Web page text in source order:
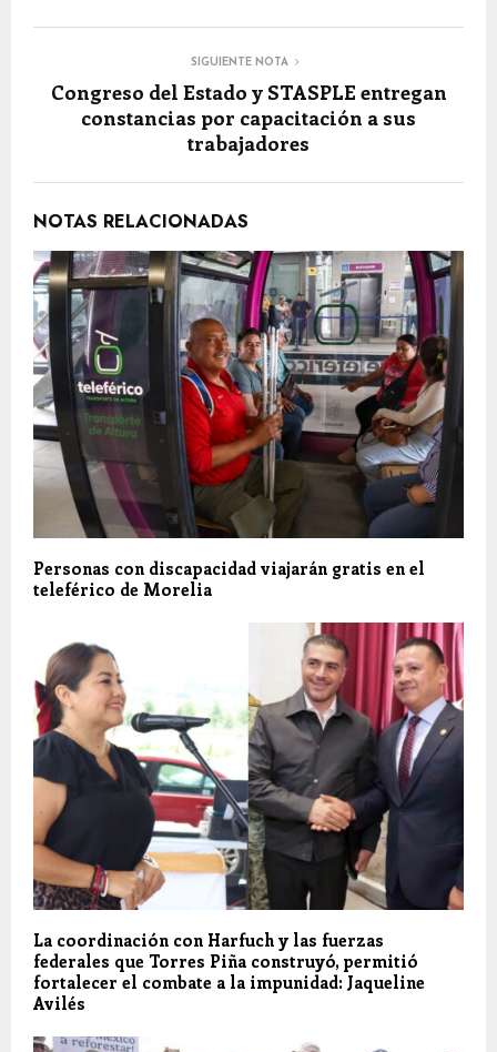
SIGUIENTE NOTA
Congreso del Estado y STASPLE entregan
constancias por capacitación a sus
trabajadores
NOTAS RELACIONADAS
Personas con discapacidad viajarán gratis en el
teleférico de Morelia
La coordinación con Harfuch y las fuerzas
federales que Torres Piña construyó, permitió
fortalecer el combate a la impunidad: Jaqueline
Avilés